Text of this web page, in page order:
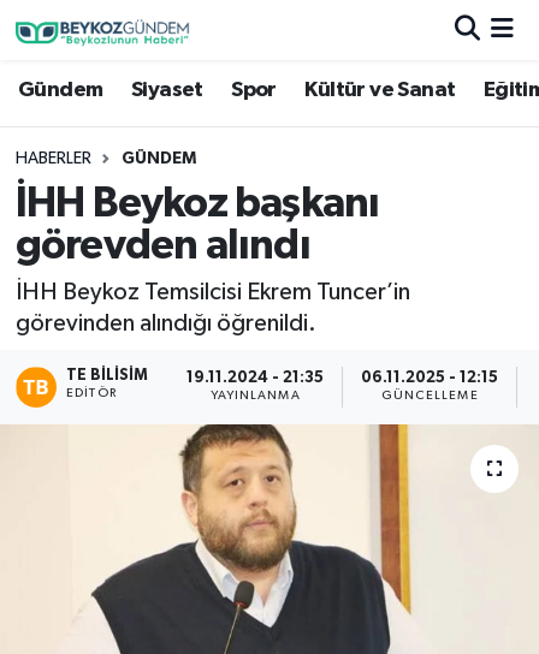
Gündem Siyaset Spor Kültür ve Sanat
HABERLER GÜNDEM
İHH Beykoz başkanı
görevden alındı
İHH Beykoz Temsilcisi Ekrem Tuncer’in
görevinden alındığı öğrenildi.
TE BILISIM
EDITÖR
19.11.2024 - 21:35
YAYINLANMA
06.11.2025 - 12:15
GÜNCELLEME
Hava Durumu
Trafik Durumu
Süper Lig Puan Durumu ve Fikstür
Son Dakika Haberleri
Haber Arşivi